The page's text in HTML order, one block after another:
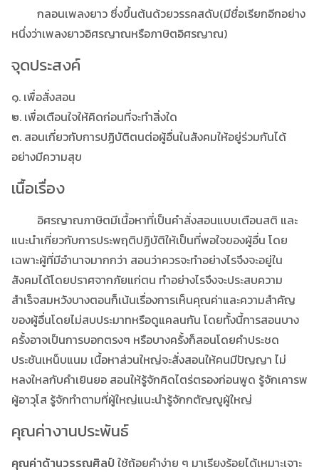
กลอนเพลงยาว ซึ่งขึ้นต้นด้วยวรรคสดับ(มีชื่อเรียกอีกอย่าง
หนึ่งว่าเพลงยาวอิศรญาณหรือภาษิตอิศรญาณ)
จุดประสงค์
๑. เพื่อสั่งสอน
๒. เพื่อเตือนใจให้คิดก่อนที่จะทำสิ่งใด
๓. สอนเกี่ยวกับการปฏิบัติตนต่อผู้อื่นในสังคมให้อยู่ร่วมกันได้
อย่างมีความสุข
เนื้อเรื่อง
อิศรญาณภาษิตมีเนื้อหาที่เป็นคำสั่งสอนแบบเตือนสติ และ
แนะนำเกี่ยวกับการประพฤติปฏิบัติให้เป็นที่พอใจของผู้อื่น โดย
เฉพาะผู้ที่มีอำนาจมากกว่า สอนว่าควรจะทำอย่างไรจึงจะอยู่ใน
สังคมได้โดยปราศจากภัยแก่ตน ทำอย่างไรจึงจะประสบความ
สำเร็จสมหวังบางตอนก็เน้นเรื่องการเห็นคุณค่าและความสำคัญ
ของผู้อื่นโดยไม่สบประมาทหรือดูแคลนกัน โดยทั้งนี้การสอนบาง
ครั้งอาจเป็นการบอกตรงๆ หรือบางครั้งก็สอนโดยคำประชด
ประชันเหน็บแนม เนื้อหาส่วนใหญ่จะสั่งสอนให้คนมีปัญญา ไม่
หลงใหลกับคำเยินยอ สอนให้รู้จักคิดไตร่ตรองก่อนพูด รู้จักเคารพ
ผู้อาวุโส รู้จักทำตามที่ผู้ใหญ่แนะนำรู้จักกตัญญูผู้ใหญ่
คุณค่างานประพันธ์
คุณค่าด้านวรรณศิลป์ใช้ถ้อยคำง่าย ๆ มาเรียงร้อยได้เหมาะเจาะ